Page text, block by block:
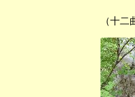
（
（十二